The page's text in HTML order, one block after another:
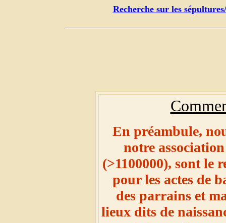
Recherche sur les
En préambule,
notre
(>1100000), sont le
pour les actes de
des parrains et
lieux dits de